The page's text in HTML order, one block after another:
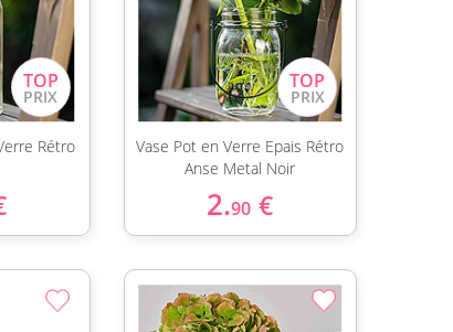
Rétro
Vase Pot en Verre Epais Rétro
Anse Metal Noir
2.90 €